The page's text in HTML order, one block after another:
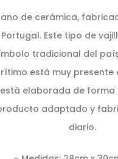
de cerámica,
Este tipo de
tradicional del
está muy presente
elaborada de
adaptado y
diario.